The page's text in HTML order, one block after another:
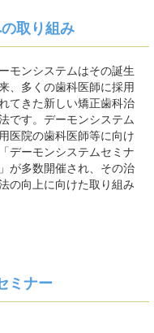
取り組み
モンシステムはその誕生
、多くの歯科医師に採用
てきた新しい矯正歯科治
です。デーモンシステム
医院の歯科医師等に向け
デーモンシステムセミナ
が多数開催され、その治
の向上に向けた取り組み
ミナー